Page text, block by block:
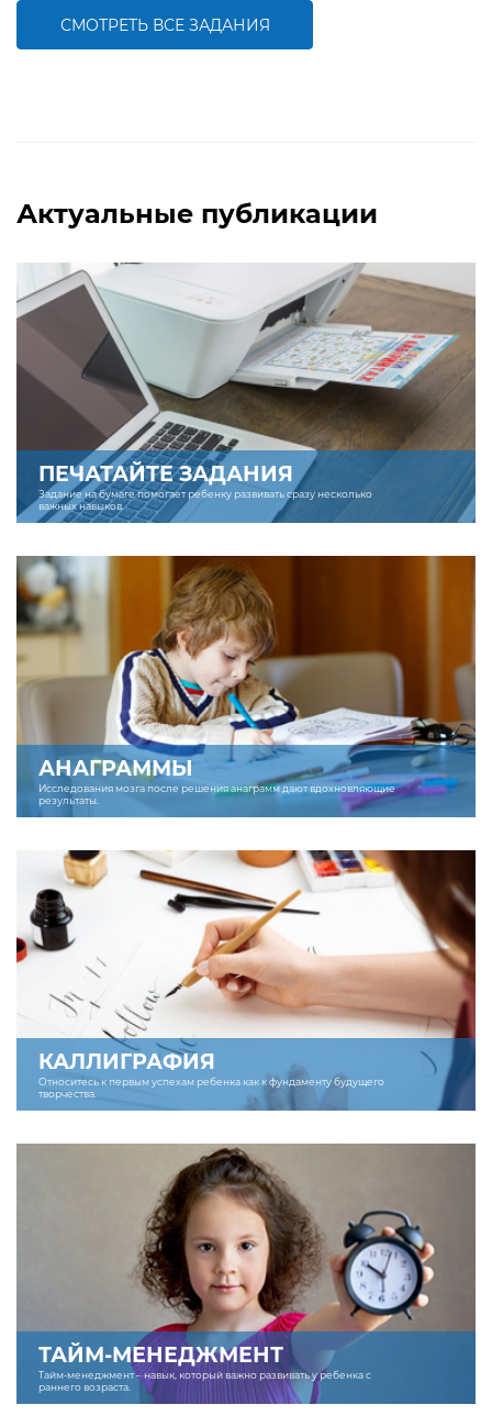
СМОТРЕТЬ ВСЕ ЗАДАНИЯ
Актуальные публикации
ПЕЧАТАЙТЕ ЗАДАНИЯ
Задание на бумаге помогает ребенку развивать сразу несколько
важных навыков.
АНАГРАММЫ
Исследования мозга после решения анаграмм дают вдохновляющие
результаты.
КАЛЛИГРАФИЯ
Относитесь к первым успехам ребенка как к фундаменту будущего
творчества.
ТАЙМ-МЕНЕДЖМЕНТ
Тайм-менеджмент – навык, который важно развивать у ребенка с
раннего возраста.